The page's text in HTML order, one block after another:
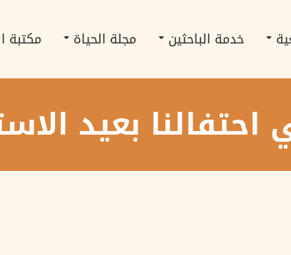
خدمة الباحثين مجلة الحياة مكتبة
احتفالنا بعيد